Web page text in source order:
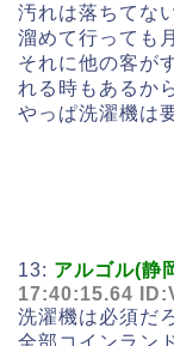
汚れは落ちてな
溜めて行っても
それに他の客が
れる時もあるか
やっぱ洗濯機は
13: アルゴル(静
17:40:15.64
洗濯機は必須だ